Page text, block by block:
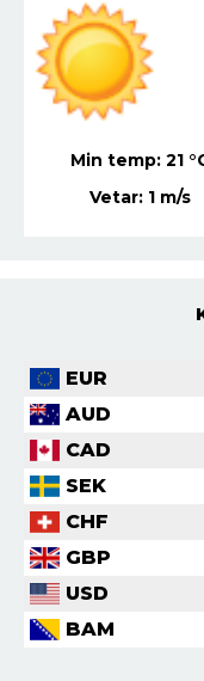
Min temp: 21
Vetar: 1 m/s
EUR
AUD
CAD
SEK
CHF
GBP
USD
BAM